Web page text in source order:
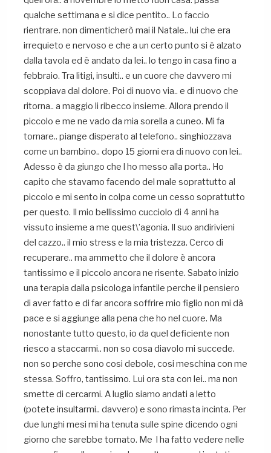
qualche settimana e si dice pentito.. Lo faccio
rientrare. non dimenticherò mai il Natale.. lui che era
irrequieto e nervoso e che a un certo punto si è alzato
dalla tavola ed è andato da lei.. lo tengo in casa fino a
febbraio. Tra litigi, insulti.. e un cuore che davvero mi
scoppiava dal dolore. Poi di nuovo via.. e di nuovo che
ritorna.. a maggio li ribecco insieme. Allora prendo il
piccolo e me ne vado da mia sorella a cuneo. Mi fa
tornare.. piange disperato al telefono.. singhiozzava
come un bambino.. dopo 15 giorni era di nuovo con lei..
Adesso è da giungo che l ho messo alla porta.. Ho
capito che stavamo facendo del male soprattutto al
piccolo e mi sento in colpa come un cesso soprattutto
per questo. Il mio bellissimo cucciolo di 4 anni ha
vissuto insieme a me quest\’agonia. Il suo andirivieni
del cazzo.. il mio stress e la mia tristezza. Cerco di
recuperare.. ma ammetto che il dolore è ancora
tantissimo e il piccolo ancora ne risente. Sabato inizio
una terapia dalla psicologa infantile perche il pensiero
di aver fatto e di far ancora soffrire mio figlio non mi dà
pace e si aggiunge alla pena che ho nel cuore. Ma
nonostante tutto questo, io da quel deficiente non
riesco a staccarmi.. non so cosa diavolo mi succede.
non so perche sono cosi debole, cosi meschina con me
stessa. Soffro, tantissimo. Lui ora sta con lei.. ma non
smette di cercarmi. A luglio siamo andati a letto
(potete insultarmi.. davvero) e sono rimasta incinta. Per
due lunghi mesi mi ha tenuta sulle spine dicendo ogni
giorno che sarebbe tornato. Me l ha fatto vedere nelle